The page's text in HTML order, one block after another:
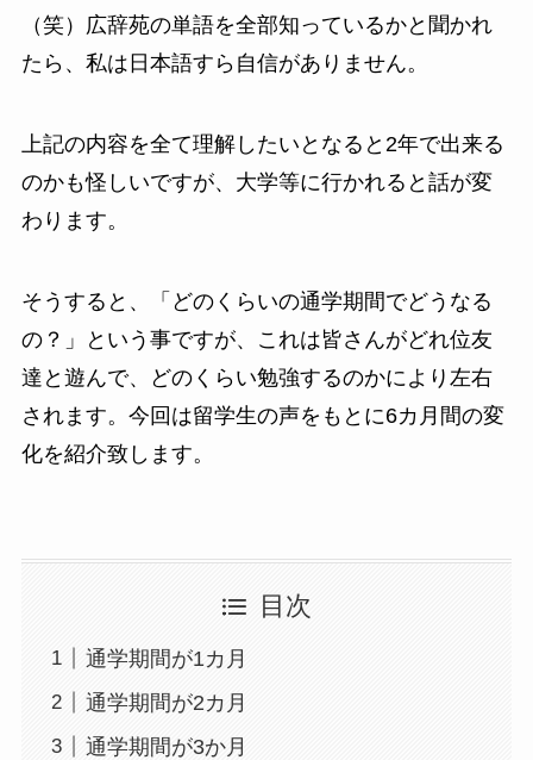
（笑）広辞苑の単語を全部知っているかと聞かれ
たら、私は日本語すら自信がありません。
上記の内容を全て理解したいとなると2年で出来る
のかも怪しいですが、大学等に行かれると話が変
わります。
そうすると、「どのくらいの通学期間でどうなる
の？」という事ですが、これは皆さんがどれ位友
達と遊んで、どのくらい勉強するのかにより左右
されます。今回は留学生の声をもとに6カ月間の変
化を紹介致します。
目次
通学期間が1カ月
通学期間が2カ月
通学期間が3か月